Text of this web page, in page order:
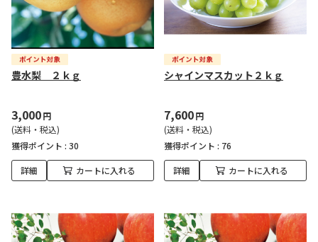
豊水梨 ２ｋｇ
3,000円
(送料・税込)
獲得ポイント : 30
詳細 カートに入れる
シャインマスカット２ｋｇ
7,600円
(送料・税込)
獲得ポイント : 76
詳細 カートに入れる